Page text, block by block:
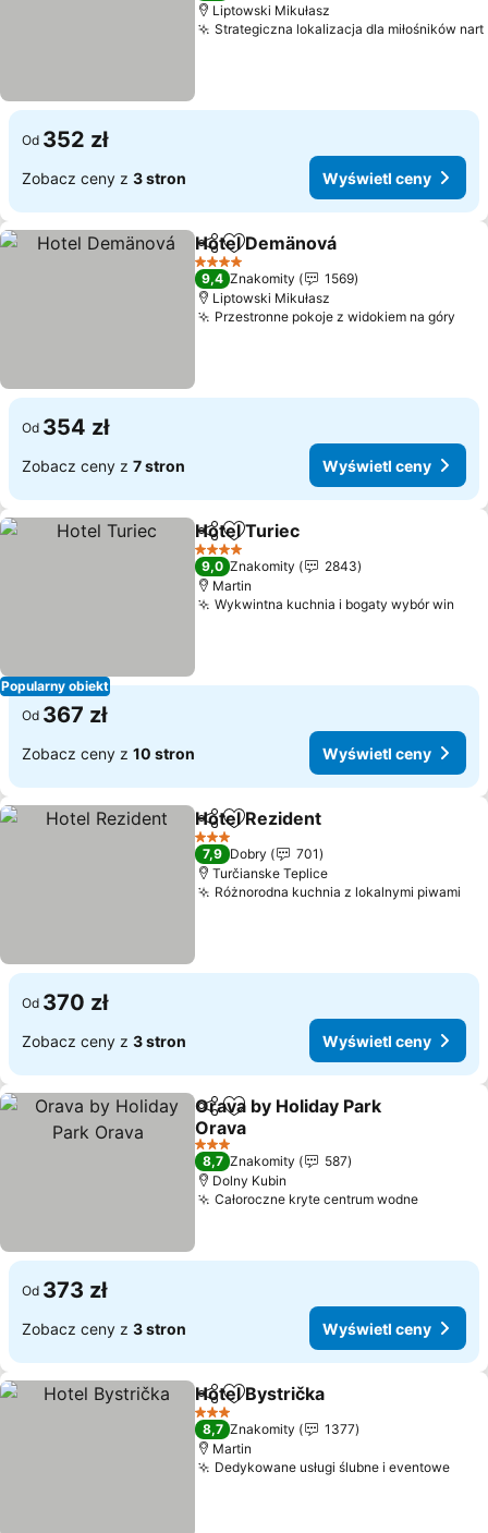
Liptowski Mikułasz
Strategiczna lokalizacja dla miłośników nart
Od 352 zł
Zobacz ceny z 3 stron Wyświetl ceny
Udostępnij
Dodaj do ulubionych
Hotel Demänová
4 Kategoria
9,4 Znakomity
1569
Liptowski Mikułasz
Przestronne pokoje z widokiem na góry
Od 354 zł
Zobacz ceny z 7 stron Wyświetl ceny
Popularny obiekt
Udostępnij
Dodaj do ulubionych
Hotel Turiec
4 Kategoria
9,0 Znakomity
2843
Martin
Wykwintna kuchnia i bogaty wybór win
Od 367 zł
Zobacz ceny z 10 stron Wyświetl ceny
Udostępnij
Dodaj do ulubionych
Hotel Rezident
3 Kategoria
7,9 Dobry
701
Turčianske Teplice
Różnorodna kuchnia z lokalnymi piwami
Od 370 zł
Zobacz ceny z 3 stron Wyświetl ceny
UdostępnijDodaj do ulubionych
Orava by Holiday Park
Orava
Wyświetl ceny
3 Kategoria
8,7 Znakomity
587
Dolny Kubin
Całoroczne kryte centrum wodne
Od 373 zł
Zobacz ceny z 3 stron Wyświetl ceny
Udostępnij
Dodaj do ulubionych
Hotel Bystrička
3 Kategoria
8,7 Znakomity
1377
Martin
Dedykowane usługi ślubne i eventowe